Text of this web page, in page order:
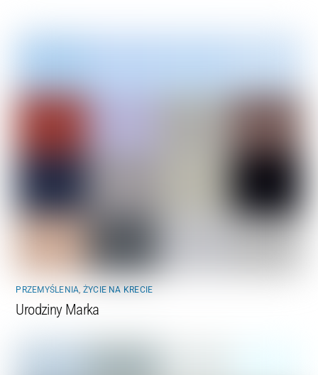
PRZEMYŚLENIA, ŻYCIE NA KRECIE
Urodziny Marka